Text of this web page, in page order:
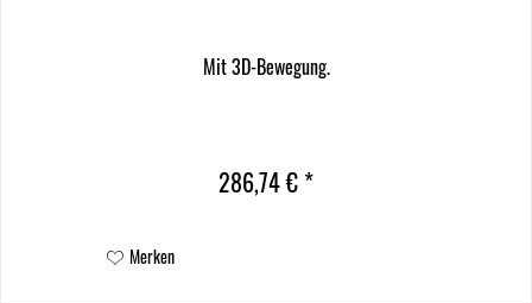
Mit 3D-Bewegung.
286,74 € *
Merken